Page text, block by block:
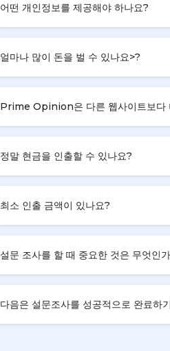
어떤 개인정보를 제공해야 하나요?
얼마나 많이 돈을 벌 수 있나요>?
Prime Opinion은 다른 웹사이트보다
정말 현금을 인출할 수 있나요?
최소 인출 금액이 있나요?
설문 조사를 할 때 중요한 것은 무엇인
다음은 설문조사를 성공적으로 완료하